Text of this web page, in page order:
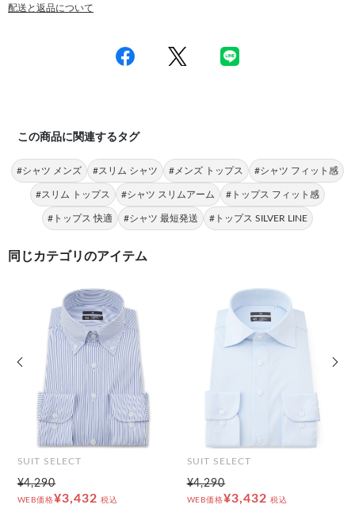
配送と返品について
この商品に関連するタグ
#シャツ メンズ #スリム シャツ #メンズ トップス #シャツ フィット感
#スリム トップス #シャツ スリムアーム #トップス フィット感
#トップス 快適 #シャツ 最短発送 #トップス SILVER LINE
同じカテゴリのアイテム
SUIT SELECT
¥4,290
WEB価格¥3,432 税込
SUIT SELECT
¥4,290
WEB価格¥3,432 税込
前の画像